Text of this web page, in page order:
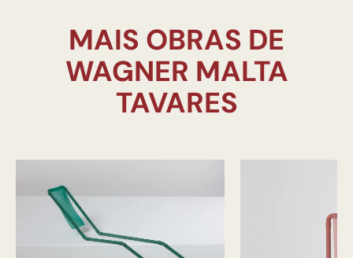
MAIS OBRAS DE
WAGNER MALTA